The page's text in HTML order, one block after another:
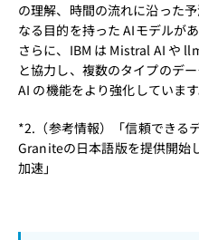
の理解、時間の流れに沿った
なる目的を持った AIモデルがあ
さらに、IBM は Mistral AI や
と協力し、複数のタイプのデ
AI の機能をより強化しています
*2.（参考情報）
「信頼でき
Graniteの日本語版を提供開始
加速」